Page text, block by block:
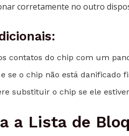
corretamente no outro
contatos do chip com um
se o chip não está danificado
substituir o chip se ele
a Lista de